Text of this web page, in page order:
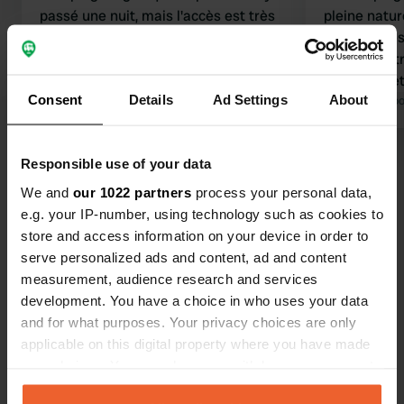
Consent Details Ad Settings About
Responsible use of your data
We and our 1022 partners process your personal data,
e.g. your IP-number, using technology such as cookies to
store and access information on your device in order to
serve personalized ads and content, ad and content
measurement, audience research and services
development. You have a choice in who uses your data
and for what purposes. Your privacy choices are only
applicable on this digital property where you have made
any time from the Cookie Declaration or by clicking on
passé une nuit, mais l'accès est très
installations autonomes sont
disponibles : électricité, vidange des
eau courante (0,50 € les 3 minutes).
Traduit par GoogleAfficher l'original
pleine
l'eau,
cassettes
poubelles.
magnifique
Traduit par
Voir tous les 69 avis
Es-tu déjà venu ici ?
Contact